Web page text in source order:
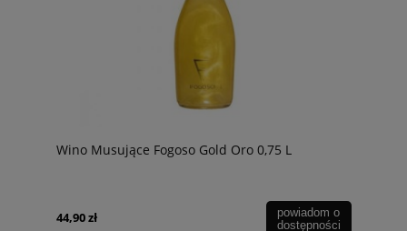
Wino Musujące Fogoso Gold Oro 0,75 L
44,90 zł
powiadom o
dostępności